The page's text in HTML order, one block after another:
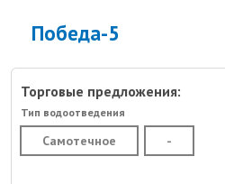
Победа-5
Торговые предложения:
Тип водоотведения
Самотечное -